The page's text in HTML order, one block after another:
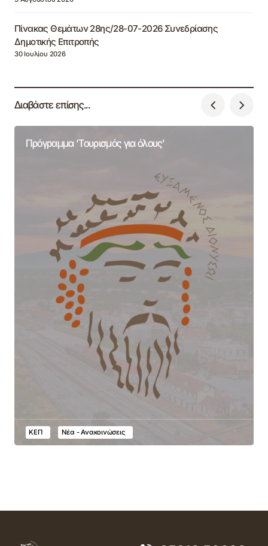
Πίνακας Θεμάτων 28ης/28-07-2026 Συνεδρίασης
Δημοτικής Επιτροπής
30 Ιουλίου 2026
Διαβάστε επίσης...
Πρόγραμμα ‘Τουρισμός για όλους’
ΚΕΠ Νέα - Ανακοινώσεις